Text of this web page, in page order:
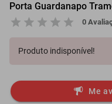
Porta Guardanapo
0
Produto indisponível!
Me